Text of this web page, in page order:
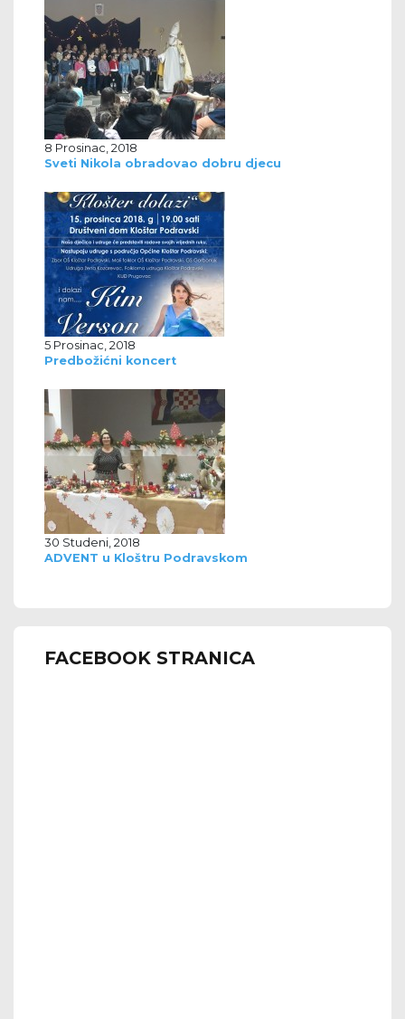
8 Prosinac, 2018
Sveti Nikola obradovao dobru djecu
5 Prosinac, 2018
Predbožićni koncert
30 Studeni, 2018
ADVENT u Kloštru Podravskom
FACEBOOK STRANICA